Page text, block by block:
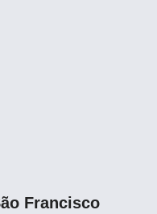
Francisco